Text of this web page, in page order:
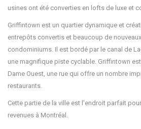
usines ont été converties en lofts de luxe et
Griffintown est un quartier dynamique et
entrepôts convertis et beaucoup de
condominiums. Il est bordé par le canal de
une magnifique piste cyclable. Griffintown
Dame Ouest, une rue qui offre un nombre
restaurants.
Cette partie de la ville est l'endroit parfait
revenues à Montréal.